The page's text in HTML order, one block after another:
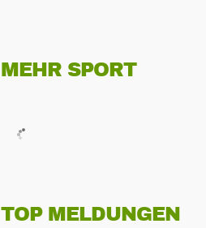
MEHR SPORT
TOP MELDUNGEN